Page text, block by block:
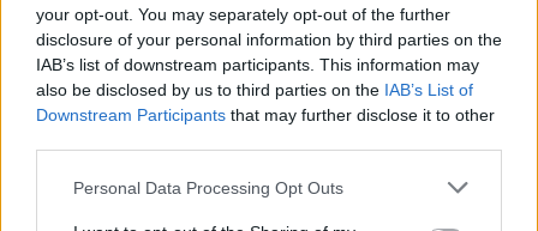
your opt-out. You may separately opt-out of the further
disclosure of your personal information by third parties on the
IAB’s list of downstream participants. This information may
also be disclosed by us to third parties on the IAB’s List of
Downstream Participants that may further disclose it to other
Please note that this website/app uses one or more Google
Personal Data Processing Opt Outs
Το πρώτο από αυτά ονομάζεται Elevation Dock
αποτελεί ένα απλό, όμορφο και λειτουργικό dock για
iPhoneκατασκευασμένο από αλουμίνιο. Aυτή τη
στιγμή έχει συγκεντρώσει το ποσό του $1.117.982
(υπολείπονται άλλες 32 ώρες) τη στιγμή που ο